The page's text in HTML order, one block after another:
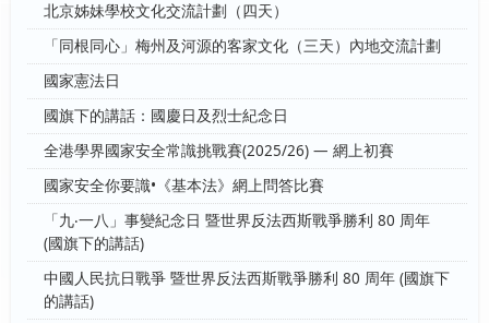
北京姊妹學校文化交流計劃（四天）
「同根同心」梅州及河源的客家文化（三天）內地交流計劃
國家憲法日
國旗下的講話：國慶日及烈士紀念日
全港學界國家安全常識挑戰賽(2025/26) — 網上初賽
國家安全你要識•《基本法》網上問答比賽
「九‧一八」事變紀念日 暨世界反法西斯戰爭勝利 80 周年
(國旗下的講話)
中國人民抗日戰爭 暨世界反法西斯戰爭勝利 80 周年 (國旗下
的講話)